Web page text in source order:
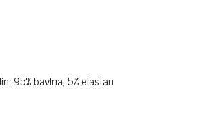
95% bavlna, 5% elastan